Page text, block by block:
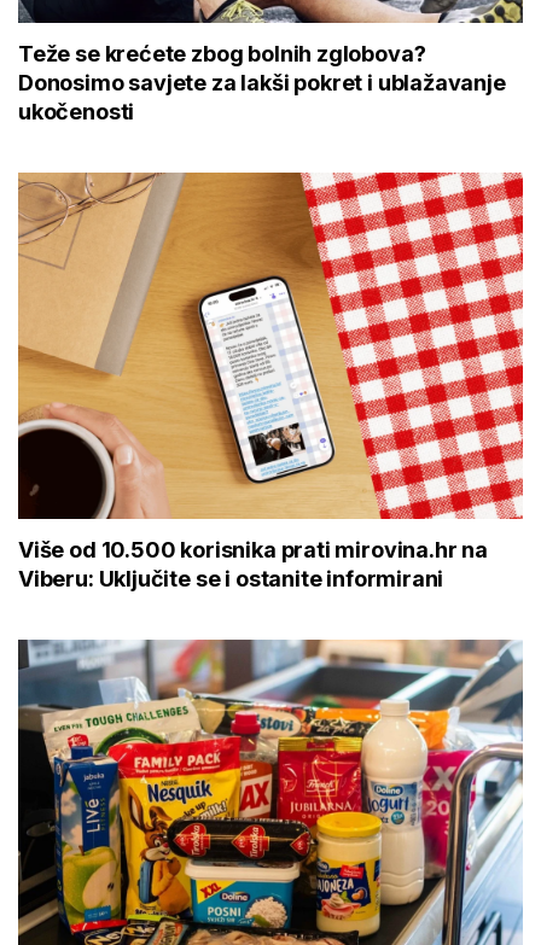
Teže se krećete zbog bolnih zglobova?
Donosimo savjete za lakši pokret i ublažavanje
ukočenosti
Više od 10.500 korisnika prati mirovina.hr na
Viberu: Uključite se i ostanite informirani